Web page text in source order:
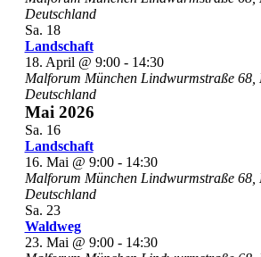
Deutschland
Sa. 18
Landschaft
18. April @ 9:00- 14:30
Malforum München Lindwurmstraße 68,
Deutschland
Mai 2026
Sa. 16
Landschaft
16. Mai @ 9:00- 14:30
Malforum München Lindwurmstraße 68,
Deutschland
Sa. 23
Waldweg
23. Mai @ 9:00- 14:30